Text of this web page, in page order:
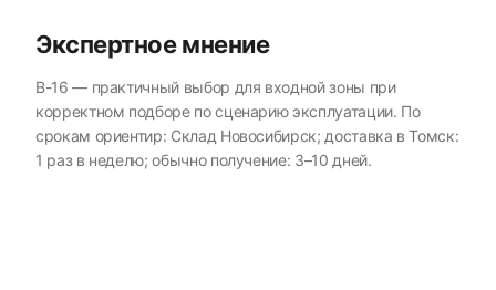
Экспертное мнение
В-16 — практичный выбор для входной зоны при
корректном подборе по сценарию эксплуатации. По
срокам ориентир: Склад Новосибирск; доставка в Томск:
1 раз в неделю; обычно получение: 3–10 дней.